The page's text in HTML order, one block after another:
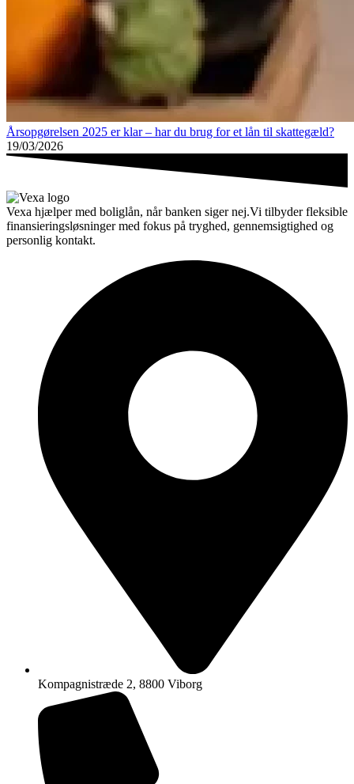
Årsopgørelsen 2025 er klar – har du brug for et lån til skattegæld?
19/03/2026
Vexa hjælper med boliglån, når banken siger nej.Vi tilbyder fleksible
finansieringsløsninger med fokus på tryghed, gennemsigtighed og
personlig kontakt.
Kompagnistræde 2, 8800 Viborg